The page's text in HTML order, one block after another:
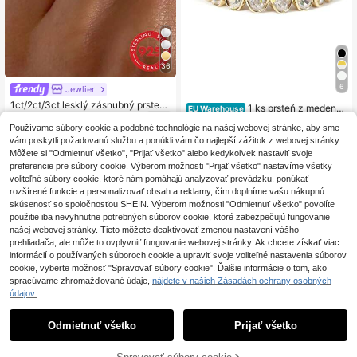
36
Jewlier
1ct/2ct/3ct lesklý zásnubný prsteň
v tvare slzy, strieborný prsteň 925 s
ľub, večný prsteň, elegantný šperk
darček pre ženy.
11 .43€ 11.44€
6
EU Warehouse 1 ks prsteň z medene
diamantmi, luxusný univerzálny prst
eň v európskom a americkom INS št
ýle, niche dizajn, prémiový šperk pr
e ženy
5.71€ -1% 5.78€
Používame súbory cookie a podobné technológie na našej webovej stránke, aby sme
vám poskytli požadovanú službu a ponúkli vám čo najlepší zážitok z webovej stránky.
Môžete si "Odmietnuť všetko", "Prijať všetko" alebo kedykoľvek nastaviť svoje
preferencie pre súbory cookie. Výberom možnosti "Prijať všetko" nastavíme všetky
voliteľné súbory cookie, ktoré nám pomáhajú analyzovať prevádzku, ponúkať
rozšírené funkcie a personalizovať obsah a reklamy, čím doplníme vašu nákupnú
skúsenosť so spoločnosťou SHEIN. Výberom možnosti "Odmietnuť všetko" povolíte
použitie iba nevyhnutne potrebných súborov cookie, ktoré zabezpečujú fungovanie
našej webovej stránky. Tieto môžete deaktivovať zmenou nastavení vášho
prehliadača, ale môže to ovplyvniť fungovanie webovej stránky. Ak chcete získať viac
informácií o používaných súboroch cookie a upraviť svoje voliteľné nastavenia súborov
cookie, vyberte možnosť "Spravovať súbory cookie". Ďalšie informácie o tom, ako
spracúvame zhromažďované údaje, nájdete v našich Zásadách ochrany osobných
údajov.
Odmietnuť všetko Prijať všetko